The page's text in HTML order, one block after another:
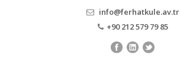
info@ferhatkule.av.tr
+90 212 579 79 85